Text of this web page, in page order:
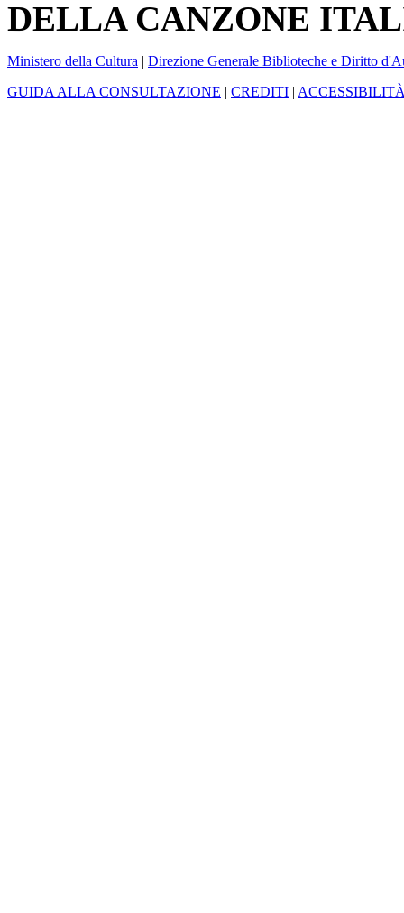
DELLA CANZONE
Ministero della Cultura | Direzione Generale Biblioteche e Diritto
GUIDA ALLA CONSULTAZIONE | CREDITI |